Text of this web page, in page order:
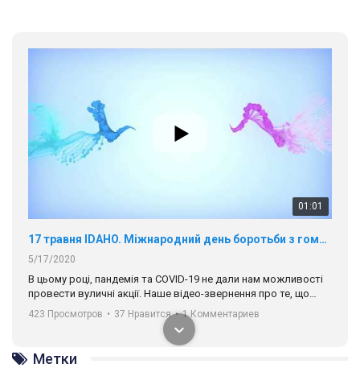
17 травня IDAHO. Міжнародний день боротьби з гомофобією трансфобією і біфобія.
5/17/2020
В цьому році, пандемія та COVІD-19 не дали нам можливості
навіть коли ми у різних містах та не можемо зустрінеться, ми
разом. Ми закликаємо всіх хто поділяє цінності рівності та
солідарності, приєднатися до нас. Регіональні підрозділи
ГАУ є в 16 областях України.
Разом наш голос лунає гучніше!
423 Просмотров • 37 Нравится • 1 Комментариев
Метки